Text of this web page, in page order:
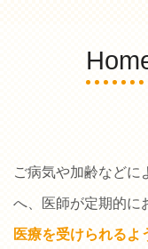
ご病気や加齢などに
へ、医師が定期的に
医療を受けられるよ